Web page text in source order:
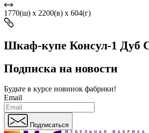
1770(ш) x 2200(в) x 604(г)
Шкаф-купе Консул-1 Дуб
Подписка на новости
Будьте в курсе новинок фабрики!
Email
Подписаться